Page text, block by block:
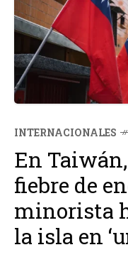
INTERNACIONALES
En
fiebre de
minorista
la isla en